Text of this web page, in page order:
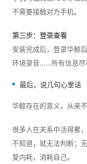
不需要接触对方手机。
第三步：登录查看
安装完成后，登录华鲸
环境录音……所有信息尽
最后，说几句心里话
华鲸存在的意义，从来
很多人在关系中活得累
不知道，就无法判断；
复内耗，消耗自己。